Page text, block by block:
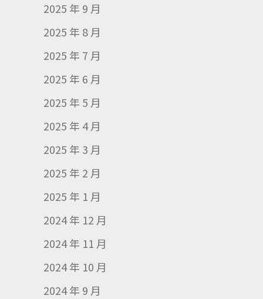
2025 年 9 月
2025 年 8 月
2025 年 7 月
2025 年 6 月
2025 年 5 月
2025 年 4 月
2025 年 3 月
2025 年 2 月
2025 年 1 月
2024 年 12 月
2024 年 11 月
2024 年 10 月
2024 年 9 月